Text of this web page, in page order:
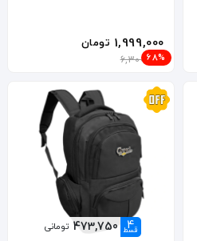
1,999,000 تومان
6,300,000
68%
4
قسط 473,750 تومانی